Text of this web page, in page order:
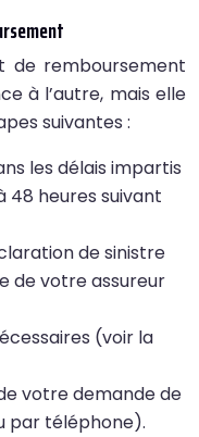
de remboursement
à l’autre, mais elle
suivantes :
les délais impartis
48 heures suivant
de sinistre
de votre assureur
(voir la
votre demande de
par téléphone).